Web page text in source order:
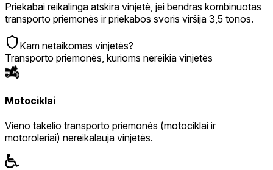
Priekabai reikalinga atskira vinjetė, jei bendras kombinuotas
transporto priemonės ir priekabos svoris viršija 3,5 tonos.
Kam netaikomas vinjetės?
Transporto priemonės, kurioms nereikia vinjetės
Motociklai
Vieno takelio transporto priemonės (motociklai ir
motoroleriai) nereikalauja vinjetės.